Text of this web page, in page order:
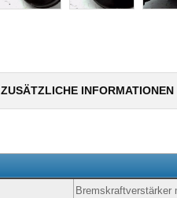
ZUSÄTZLICHE INFORMATIONEN
Bremskraftverstärker